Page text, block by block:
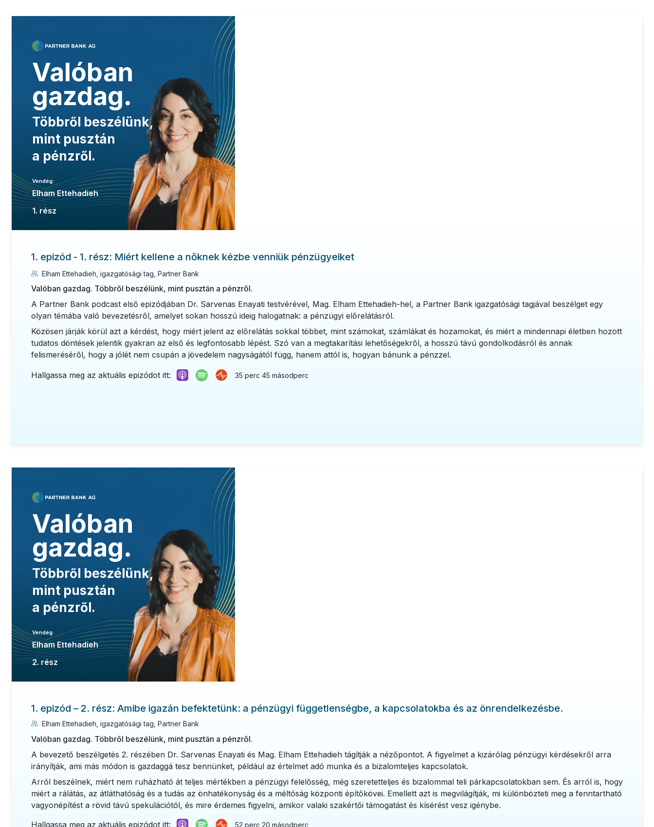
Valóban
gazdag.
Többről beszélünk,
mint pusztán
a pénzről.
Vendég:
Elham Ettehadieh
1. rész
1. epizód - 1. rész: Miért kellene a nőknek kézbe venniük pénzügyeiket
Elham Ettehadieh, igazgatósági tag, Partner Bank
Valóban gazdag. Többről beszélünk, mint pusztán a pénzről.
A Partner Bank podcast első epizódjában Dr. Sarvenas Enayati testvérével, Mag. Elham Ettehadieh-hel, a Partner Bank igazgatósági tagjával beszélget egy
olyan témába való bevezetésről, amelyet sokan hosszú ideig halogatnak: a pénzügyi előrelátásról.
Közösen járják körül azt a kérdést, hogy miért jelent az előrelátás sokkal többet, mint számokat, számlákat és hozamokat, és miért a mindennapi életben hozott
tudatos döntések jelentik gyakran az első és legfontosabb lépést. Szó van a megtakarítási lehetőségekről, a hosszú távú gondolkodásról és annak
felismeréséről, hogy a jólét nem csupán a jövedelem nagyságától függ, hanem attól is, hogyan bánunk a pénzzel.
Hallgassa meg az aktuális epizódot itt: 35 perc 45 másodperc
Valóban
gazdag.
Többről beszélünk,
mint pusztán
a pénzről.
Vendég:
Elham Ettehadieh
2. rész
1. epizód – 2. rész: Amibe igazán befektetünk: a pénzügyi függetlenségbe, a kapcsolatokba és az önrendelkezésbe.
Elham Ettehadieh, igazgatósági tag, Partner Bank
Valóban gazdag. Többről beszélünk, mint pusztán a pénzről.
A bevezető beszélgetés 2. részében Dr. Sarvenas Enayati és Mag. Elham Ettehadieh tágítják a nézőpontot. A figyelmet a kizárólag pénzügyi kérdésekről arra
irányítják, ami más módon is gazdaggá tesz bennünket, például az értelmet adó munka és a bizalomteljes kapcsolatok.
Arról beszélnek, miért nem ruházható át teljes mértékben a pénzügyi felelősség, még szeretetteljes és bizalommal teli párkapcsolatokban sem. És arról is, hogy
miért a rálátás, az átláthatóság és a tudás az önhatékonyság és a méltóság központi építőkövei. Emellett azt is megvilágítják, mi különbözteti meg a fenntartható
vagyonépítést a rövid távú spekulációtól, és mire érdemes figyelni, amikor valaki szakértői támogatást és kísérést vesz igénybe.
Hallgassa meg az aktuális epizódot itt:
52 perc 20 másodperc